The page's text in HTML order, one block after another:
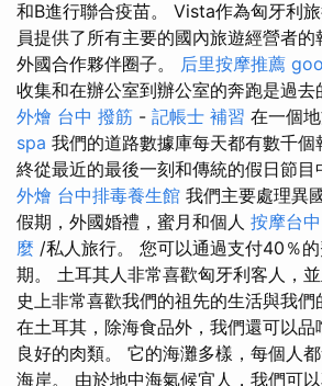
和B進行聯合疫苗。 Vista作為匈牙利
員提供了所有主要的國內旅遊經營者
外國合作夥伴圈子。 后里按摩推薦
收集和在辦公室到辦公室的奔跑是過去
外燴 台中 撥筋 - 記帳士 補習 在一個
spa 我們的道路數據庫每天都有數千
終從最近的最後一刻和傳統的假日節目
外燴 台中排毒養生館 我們主要處理異
假期，外國婚禮，蜜月和個人 按摩台中
麼 /私人旅行。 您可以通過支付40％
期。 土耳其人非常喜歡匈牙利客人，
史上非常喜歡我們的祖先的生活與我們
在土耳其，除海食品外，我們還可以品
良好的肉類。 它的海灘多樣，每個人
海岸。 由於地中海氣候宜人，我們可